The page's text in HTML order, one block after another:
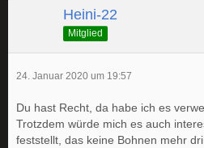
Heini-22
Mitglied
24. Januar 2020 um 19:57
Du hast Recht, da habe ich es
Trotzdem würde mich es auch
feststellt, das keine Bohnen mehr